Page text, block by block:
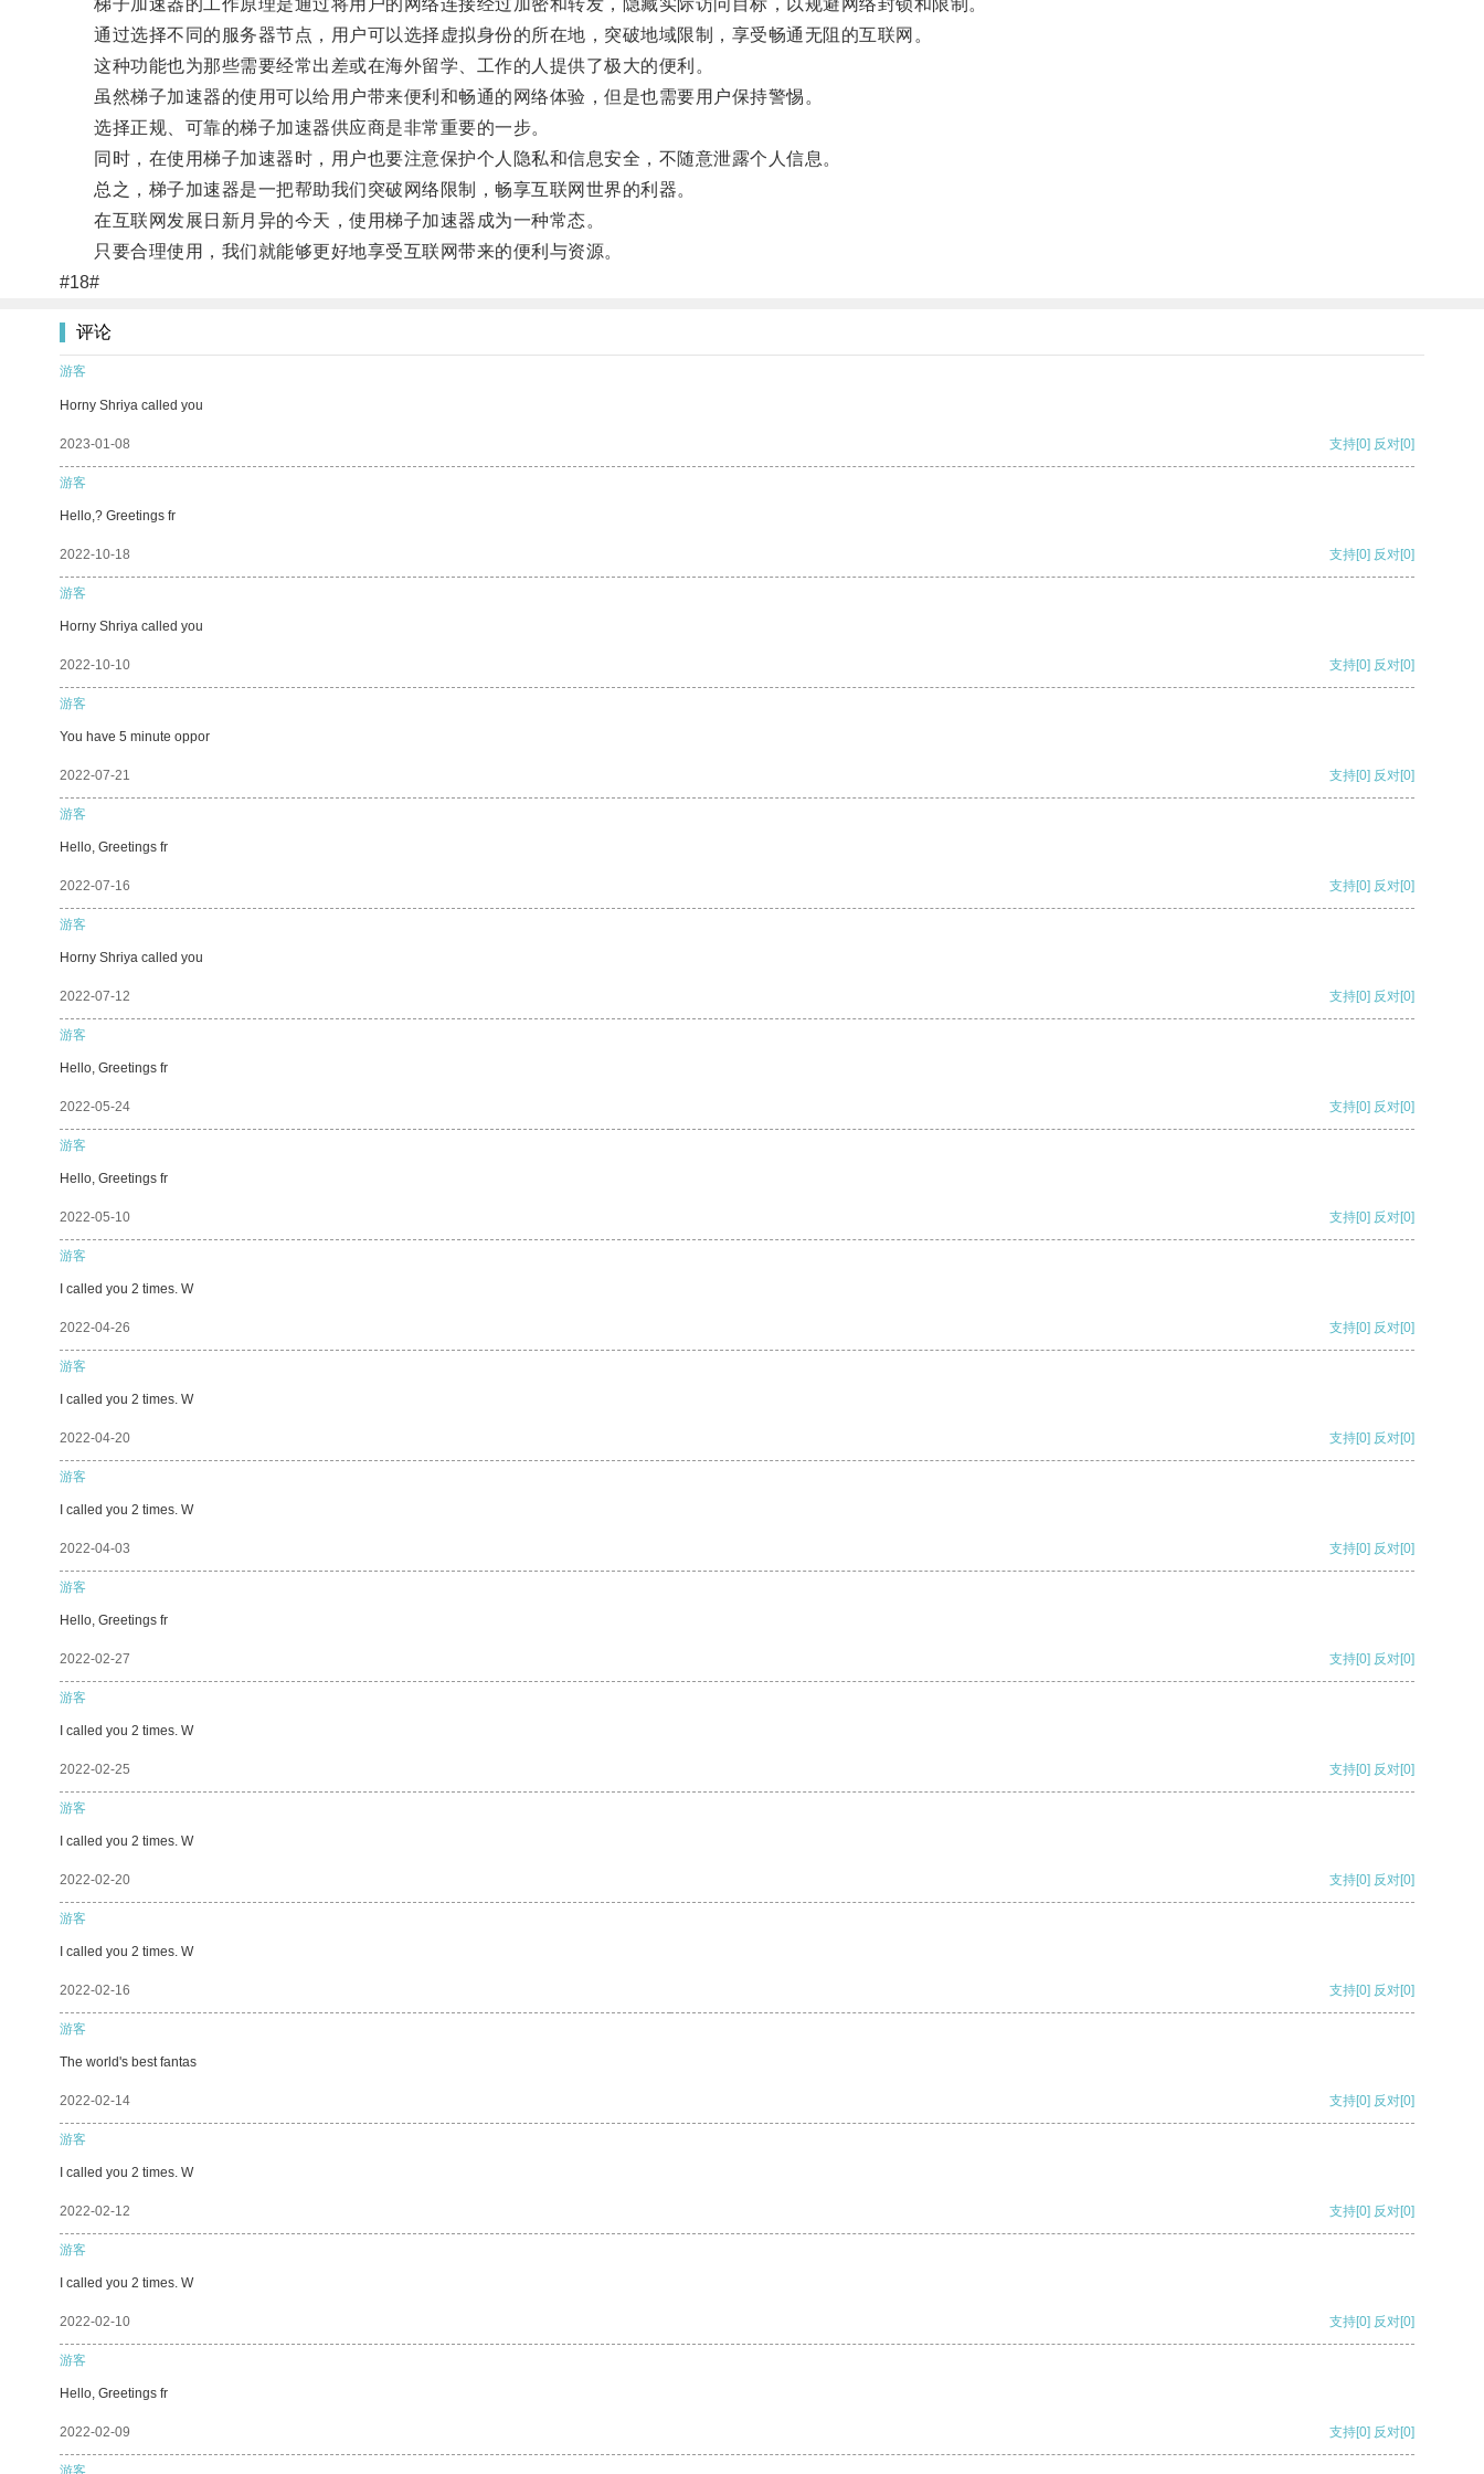
梯子加速器的工作原理是通过将用户的网络连接经过加密和转发，隐藏实际访问目标，以规避网络封锁和限制。
通过选择不同的服务器节点，用户可以选择虚拟身份的所在地，突破地域限制，享受畅通无阻的互联网。
这种功能也为那些需要经常出差或在海外留学、工作的人提供了极大的便利。
虽然梯子加速器的使用可以给用户带来便利和畅通的网络体验，但是也需要用户保持警惕。
选择正规、可靠的梯子加速器供应商是非常重要的一步。
同时，在使用梯子加速器时，用户也要注意保护个人隐私和信息安全，不随意泄露个人信息。
总之，梯子加速器是一把帮助我们突破网络限制，畅享互联网世界的利器。
在互联网发展日新月异的今天，使用梯子加速器成为一种常态。
只要合理使用，我们就能够更好地享受互联网带来的便利与资源。
#18#
评论
游客
Horny Shriya called you
2023-01-08 支持[0] 反对[0]
游客
Hello,? Greetings fr
2022-10-18 支持[0] 反对[0]
游客
Horny Shriya called you
2022-10-10 支持[0] 反对[0]
游客
You have 5 minute oppor
2022-07-21 支持[0] 反对[0]
游客
Hello, Greetings fr
2022-07-16 支持[0] 反对[0]
游客
Horny Shriya called you
2022-07-12 支持[0] 反对[0]
游客
Hello, Greetings fr
2022-05-24 支持[0] 反对[0]
游客
Hello, Greetings fr
2022-05-10 支持[0] 反对[0]
游客
I called you 2 times. W
2022-04-26 支持[0] 反对[0]
游客
I called you 2 times. W
2022-04-20 支持[0] 反对[0]
游客
I called you 2 times. W
2022-04-03 支持[0] 反对[0]
游客
Hello, Greetings fr
2022-02-27 支持[0] 反对[0]
游客
I called you 2 times. W
2022-02-25 支持[0] 反对[0]
游客
I called you 2 times. W
2022-02-20 支持[0] 反对[0]
游客
I called you 2 times. W
2022-02-16 支持[0] 反对[0]
游客
The world's best fantas
2022-02-14 支持[0] 反对[0]
游客
I called you 2 times. W
2022-02-12 支持[0] 反对[0]
游客
I called you 2 times. W
2022-02-10 支持[0] 反对[0]
游客
Hello, Greetings fr
2022-02-09 支持[0] 反对[0]
游客